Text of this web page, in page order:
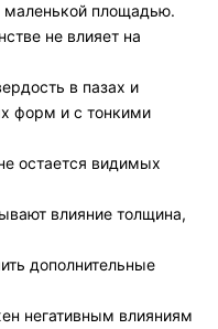
маленькой площадью.
не влияет на
в пазах и
форм и с тонкими
остается видимых
влияние толщина,
дополнительные
негативным влияниям